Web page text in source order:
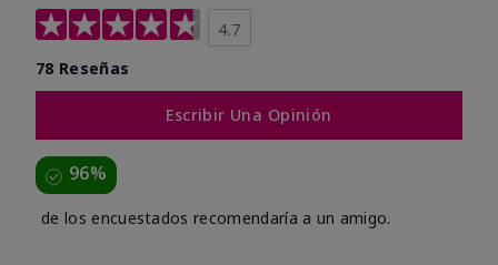
4.7
78 Reseñas
Escribir Una Opinión
96%
de los encuestados recomendaría a un amigo.